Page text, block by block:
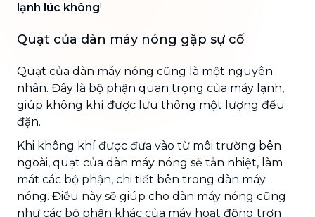
lạnh lúc không!
Quạt của dàn máy nóng gặp sự cố
Quạt của dàn máy nóng cũng là một nguyên
nhân. Đây là bộ phận quan trọng của máy lạnh,
giúp không khí được lưu thông một lượng đều
đặn.
Khi không khí được đưa vào từ môi trường bên
ngoài, quạt của dàn máy nóng sẽ tản nhiệt, làm
mát các bộ phận, chi tiết bên trong dàn máy
nóng. Điều này sẽ giúp cho dàn máy nóng cũng
như các bộ phận khác của máy hoạt động trơn